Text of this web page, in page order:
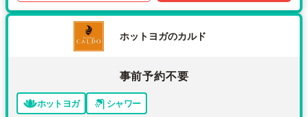
ホットヨガのカルド
事前予約不要
ホットヨガ シャワー